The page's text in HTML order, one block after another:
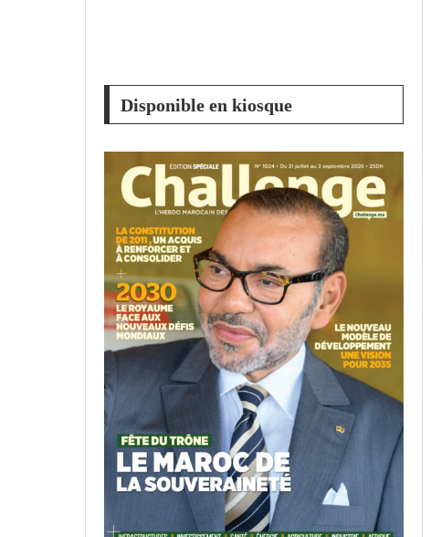
Disponible en kiosque